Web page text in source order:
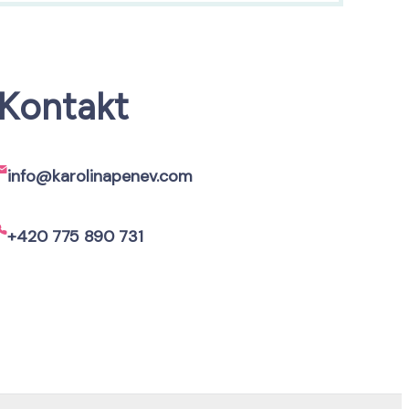
info@karolinapenev.com
+420 775 890 731